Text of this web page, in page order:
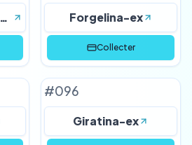
Terraiste de Paldea-ex Forgelina-ex
Collecter
#096
Giratina-ex